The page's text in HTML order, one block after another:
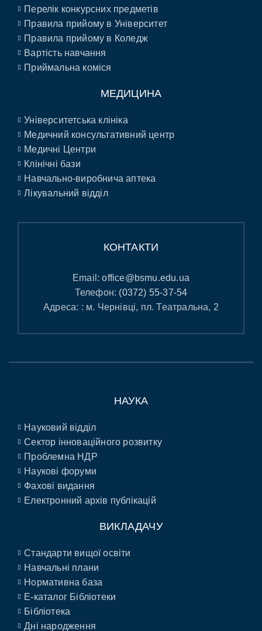
Перелік конкурсних предметів
Правила прийому в Університет
Правила прийому в Коледж
Вартість навчання
Приймальна коміся
МЕДИЦИНА
Університетська клініка
Медичний консультативний центр
Медичні Центри
Клінічні бази
Навчально-виробнича аптека
Лікувальний відділ
КОНТАКТИ
Email:office@bsmu.edu.ua
Телефон: (0372) 55-37-54
Адреса: : м. Чернівці, пл. Театральна, 2
НАУКА
Науковий відділ
Сектор інноваційного розвитку
Проблемна НДР
Наукові форуми
Фахові видання
Електронний архів публікацій
ВИКЛАДАЧУ
Стандарти вищої освіти
Навчальні плани
Нормативна база
E-каталог Бібліотеки
Бібліотека
Дні народження